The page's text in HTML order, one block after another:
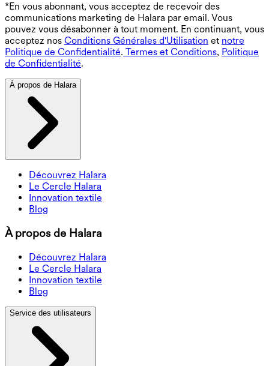
*En vous abonnant, vous acceptez de recevoir des
communications marketing de Halara par email. Vous
pouvez vous désabonner à tout moment. En continuant, vous
acceptez nos Conditions Générales d'Utilisation et notre
Politique de Confidentialité. Termes et Conditions, Politique
de Confidentialité.
À propos de Halara
Découvrez Halara
Le Cercle Halara
Innovation textile
Blog
À propos de Halara
Découvrez Halara
Le Cercle Halara
Innovation textile
Blog
Service des utilisateurs